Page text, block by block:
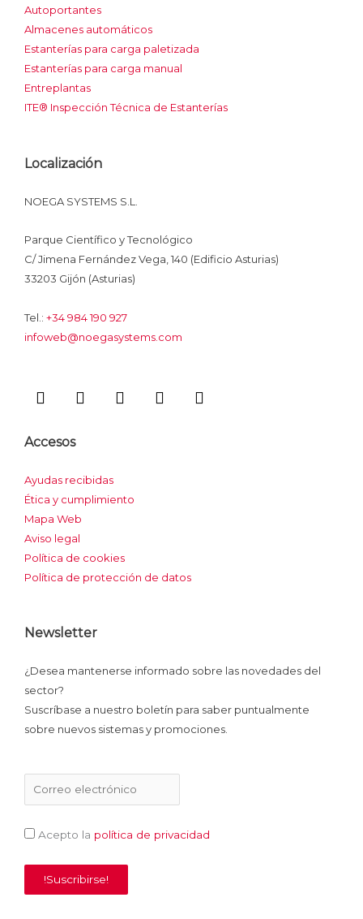
Autoportantes
Almacenes automáticos
Estanterías para carga paletizada
Estanterías para carga manual
Entreplantas
ITE® Inspección Técnica de Estanterías
Localización
NOEGA SYSTEMS S.L.
Parque Científico y Tecnológico
C/ Jimena Fernández Vega, 140 (Edificio Asturias)
33203 Gijón (Asturias)
Tel.: +34 984 190 927
infoweb@noegasystems.com
I
c
n
F
a
o
k
L
i
n
Y
o
I
n
Accesos
Ayudas recibidas
Ética y cumplimiento
Mapa Web
Aviso legal
Política de cookies
Política de protección de datos
Newsletter
¿Desea mantenerse informado sobre las novedades del
sector?
Suscríbase a nuestro boletín para saber puntualmente
sobre nuevos sistemas y promociones.
Acepto la política de privacidad